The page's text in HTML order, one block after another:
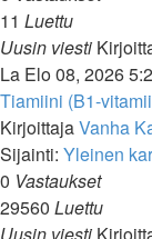
11 Luettu
Uusin viesti
La Elo 08, 2026
Tiamiini (B1-
KirjoittajaVanha
Sijainti: Yleinen
0 Vastaukset
29560 Luettu